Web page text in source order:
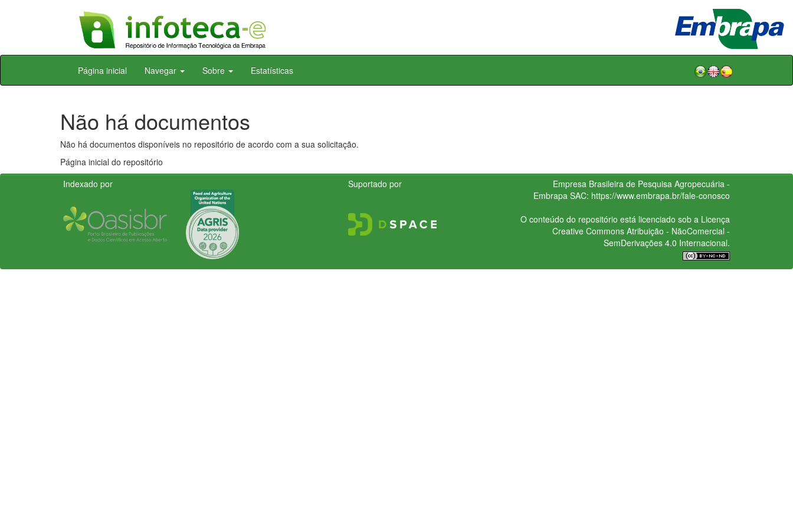
Skip
Página inicial Navegar Sobre Estatísticas
Não há documentos
Não há documentos disponíveis no repositório de acordo com a sua solicitação.
Página inicial do repositório
Indexado por
Suportado por
Empresa Brasileira de Pesquisa Agropecuária -
Embrapa SAC: https://www.embrapa.br/fale-conosco
O conteúdo do repositório está licenciado sob a Licença
Creative CommonsAtribuição - NãoComercial -
SemDerivações 4.0 Internacional.